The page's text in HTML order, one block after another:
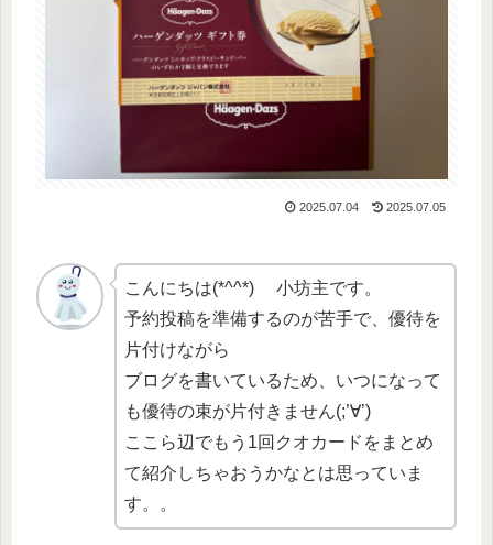
2025.07.04 2025.07.05
こんにちは(*^^*) 小坊主です。
予約投稿を準備するのが苦手で、優待を
片付けながら
ブログを書いているため、いつになって
も優待の束が片付きません(;’∀’)
ここら辺でもう1回クオカードをまとめ
て紹介しちゃおうかなとは思っていま
す。。